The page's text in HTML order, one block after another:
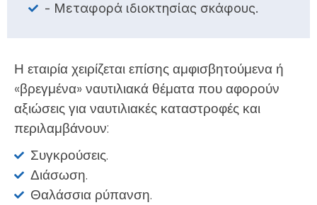
- Μεταφορά ιδιοκτησίας σκάφους.
Η εταιρία χειρίζεται επίσης αμφισβητούμενα ή
«βρεγμένα» ναυτιλιακά θέματα που αφορούν
αξιώσεις για ναυτιλιακές καταστροφές και
περιλαμβάνουν:
Συγκρούσεις.
Διάσωση.
Θαλάσσια ρύπανση.